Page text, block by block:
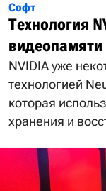
Софт
Технология
видеопамяти
NVIDIA уже
технологией
которая
хранения и